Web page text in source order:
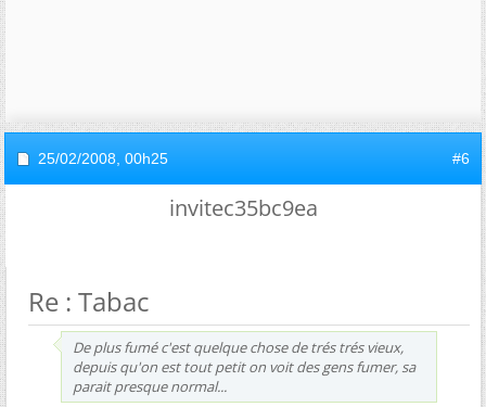
25/02/2008, 00h25 #6
invitec35bc9ea
Re : Tabac
De plus fumé c'est quelque chose de trés trés vieux,
depuis qu'on est tout petit on voit des gens fumer, sa
parait presque normal...